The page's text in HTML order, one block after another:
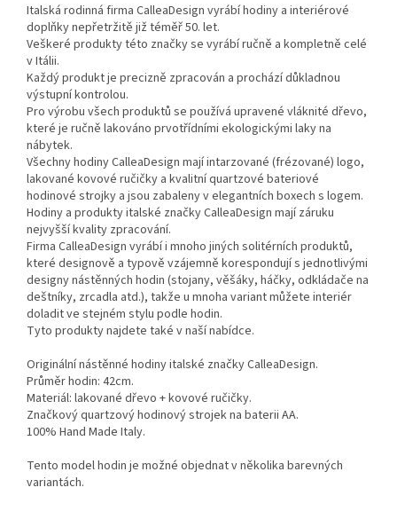
Italská rodinná firma CalleaDesign vyrábí hodiny a interiérové
doplňky nepřetržitě již téměř 50. let.
Veškeré produkty této značky se vyrábí ručně a kompletně celé
v Itálii.
Každý produkt je precizně zpracován a prochází důkladnou
výstupní kontrolou.
Pro výrobu všech produktů se používá upravené vláknité dřevo,
které je ručně lakováno prvotřídními ekologickými laky na
nábytek.
Všechny hodiny CalleaDesign mají intarzované (frézované) logo,
lakované kovové ručičky a kvalitní quartzové bateriové
hodinové strojky a jsou zabaleny v elegantních boxech s logem.
Hodiny a produkty italské značky CalleaDesign mají záruku
nejvyšší kvality zpracování.
Firma CalleaDesign vyrábí i mnoho jiných solitérních produktů,
které designově a typově vzájemně korespondují s jednotlivými
designy nástěnných hodin (stojany, věšáky, háčky, odkládače na
deštníky, zrcadla atd.), takže u mnoha variant můžete interiér
doladit ve stejném stylu podle hodin.
Tyto produkty najdete také v naší nabídce.
Originální nástěnné hodiny italské značky CalleaDesign.
Průměr hodin: 42cm.
Materiál: lakované dřevo + kovové ručičky.
Značkový quartzový hodinový strojek na baterii AA.
100% Hand Made Italy.
Tento model hodin je možné objednat v několika barevných
variantách.